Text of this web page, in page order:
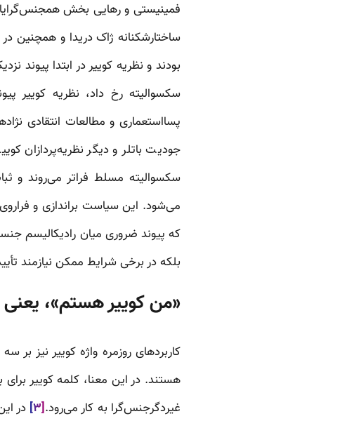
فمینیستی و رهایی بخش همجنس‌گرایان
ساختارشکنانه ژاک دریدا و همچنین
بودند و نظریه کوییر در ابتدا پیوند
سکسوالیته رخ داد، نظریه کوییر
پسااستعماری و مطالعات انتقادی
جودیت باتلر و دیگر نظریه‌پردازان
سکسوالیته مسلط فراتر می‌روند و
می‌شود. این سیاست براندازی و
که پیوند ضروری میان رادیکالیسم
بلکه در برخی شرایط ممکن نیازمند
«من کوییر هستم»،
کاربردهای روزمره واژه کوییر نیز
هستند. در این معنا، کلمه کوییر
غیردگرجنس‌گرا به کار می‌رود.[۳]
در